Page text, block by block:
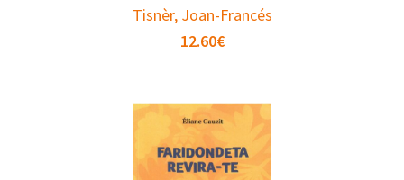
Tisnèr, Joan-Francés
12.60€